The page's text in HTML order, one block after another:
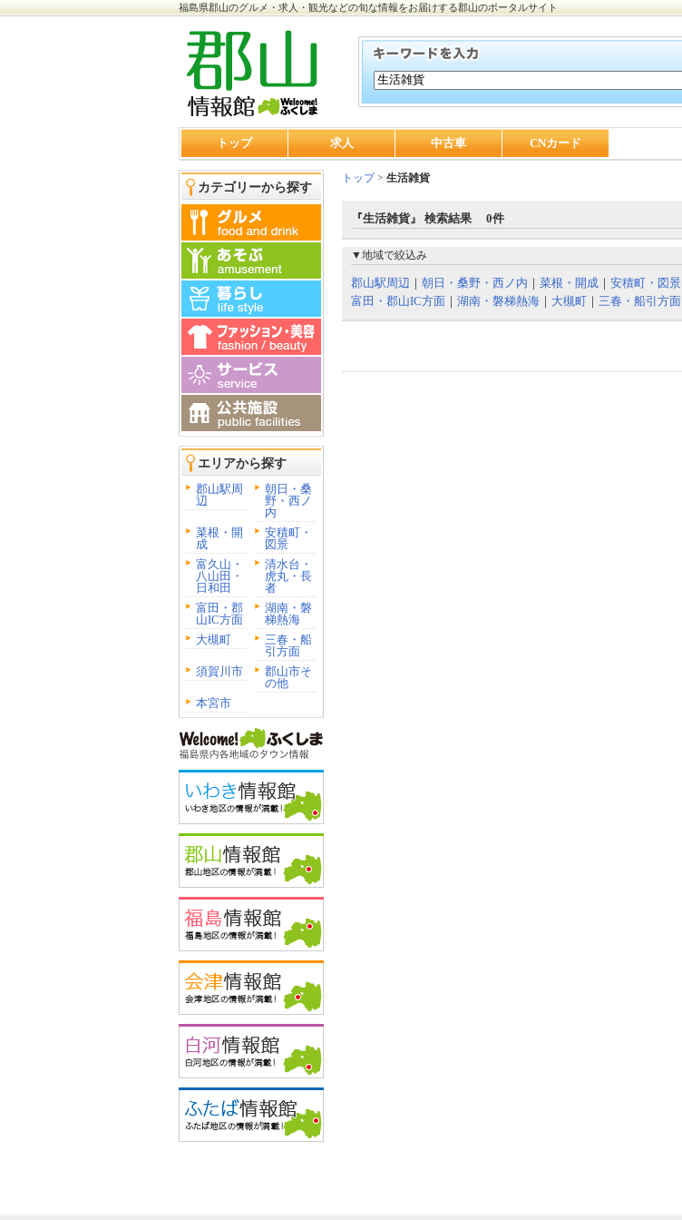
福島県郡山のグルメ・求人・観光などの旬な情報をお届けする郡山のポータルサイト
トップ 求人 中古車 CNカード
カテゴリーから探す
エリアから探す
郡山駅周
辺
朝日・桑
野・西ノ
内
菜根・開
成
安積町・
図景
富久山・
八山田・
日和田
清水台・
虎丸・長
者
富田・郡
山IC方面
湖南・磐
梯熱海
大槻町
三春・船
引方面
須賀川市
郡山市そ
の他
本宮市
トップ> 生活雑貨
『生活雑貨』 検索結果 0件
▼地域で絞込み
郡山駅周辺 ｜ 朝日・桑野・西ノ内 ｜ 菜根・開成 ｜ 安積町・図景
富田・郡山IC方面 ｜ 湖南・磐梯熱海 ｜ 大槻町 ｜ 三春・船引方面